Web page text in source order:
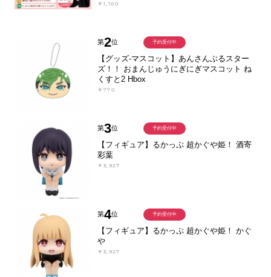
￥1,100
第2位
【グッズ-マスコット】あんさんぶるスター
ズ！！ おまんじゅうにぎにぎマスコット ね
くすと2 Hbox
￥770
予約受付中
第3位
【フィギュア】るかっぷ 超かぐや姫！ 酒寄
彩葉
￥3,927
予約受付中
第4位
【フィギュア】るかっぷ 超かぐや姫！ かぐ
や
￥3,927
予約受付中